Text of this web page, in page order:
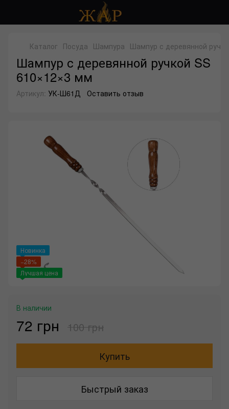
Каталог Посуда Шампура Шампур с деревянной
Шампур с деревянной ручкой SS
610×12×3 мм
Артикул: УК-Ш61Д Оставить отзыв
Новинка
−28%
Лучшая цена
В наличии
72 грн 100 грн
Купить
Быстрый заказ